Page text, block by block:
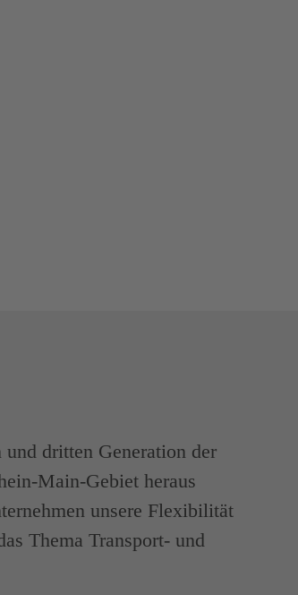
dritten Generation der
Main-Gebiet heraus
unsere Flexibilität
Thema Transport- und